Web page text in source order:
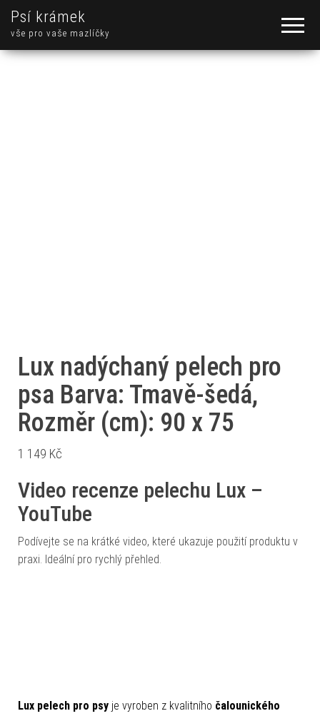
Psí krámek
vše pro vaše mazlíčky
Lux nadýchaný pelech pro
psa Barva: Tmavě-šedá,
Rozměr (cm): 90 x 75
1 149 Kč
Video recenze pelechu Lux –
YouTube
Podívejte se na krátké video, které ukazuje použití produktu v
praxi. Ideální pro rychlý přehled.
Lux pelech pro psy je vyroben z kvalitního čalounického